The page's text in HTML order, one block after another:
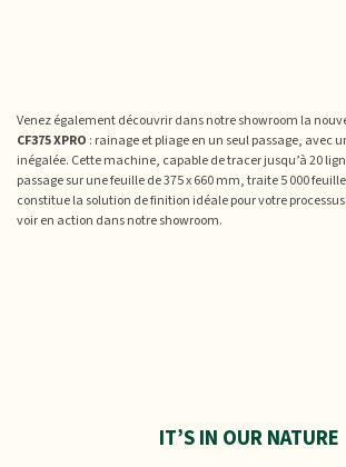
Venez également découvrir dans notre showroom la
CF375 XPRO : rainage et pliage en un seul passage, avec
inégalée. Cette machine, capable de tracer jusqu’à 20
passage sur une feuille de 375 x 660 mm, traite 5 000
constitue la solution de finition idéale pour votre
voir en action dans notre showroom.
IT’S IN OUR NATURE